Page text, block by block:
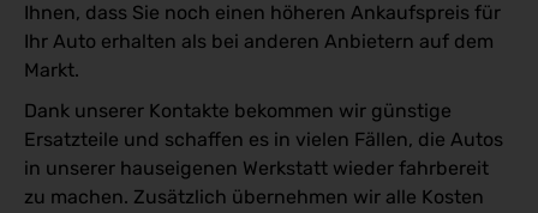
Ihnen, dass Sie noch einen höheren Ankaufspreis für
Ihr Auto erhalten als bei anderen Anbietern auf dem
Markt.
Dank unserer Kontakte bekommen wir günstige
Ersatzteile und schaffen es in vielen Fällen, die Autos
in unserer hauseigenen Werkstatt wieder fahrbereit
zu machen. Zusätzlich übernehmen wir alle Kosten